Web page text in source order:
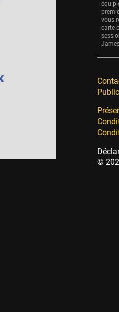
vous
carte
©